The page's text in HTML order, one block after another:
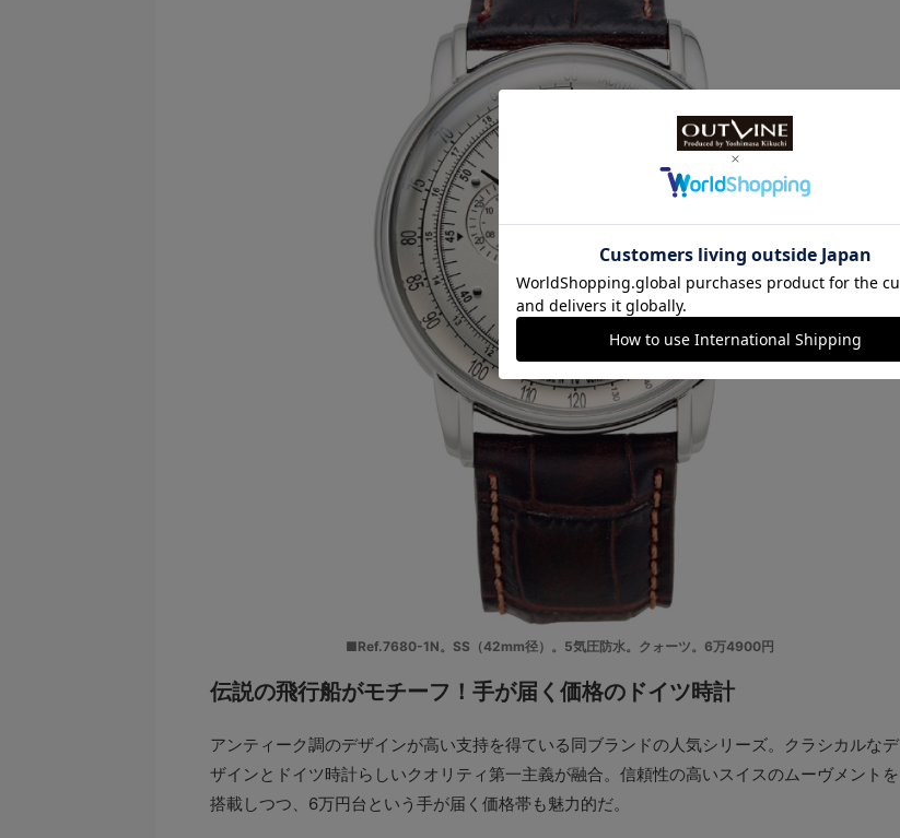
■Ref.7680-1N。SS（42mm径）。5気圧防水。クォーツ。6万4900円
伝説の飛行船がモチーフ！手が届く価格のドイツ時計
アンティーク調のデザインが高い支持を得ている同ブランドの人気シリーズ。
クラシカルなデ
ザインとドイツ時計らしいクオリティ第一主義が融合。 信頼性の高いスイスのムーヴメントを
搭載しつつ、6万円台という手が届く価格帯も魅力的だ。